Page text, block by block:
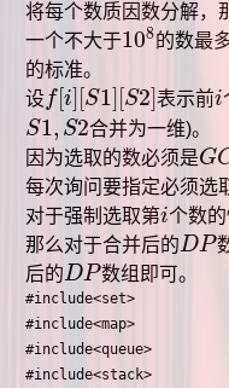
将每个数质因数分解，
一个不大于108
108的数最
的标准。
设f[i] [S1] [S2]
f[i [S 1][S 2] 表示前i
i
S1, S2
S1,S2
合并为一维)。
因为选取的数必须是G
GC
每次询问要指定必须选
对于强制选取第i
i个数
那么对于合并后的DP
DP
后的DP
DP 数组即可。
#include<set>
#include<map>
#include<queue>
#include<stack>